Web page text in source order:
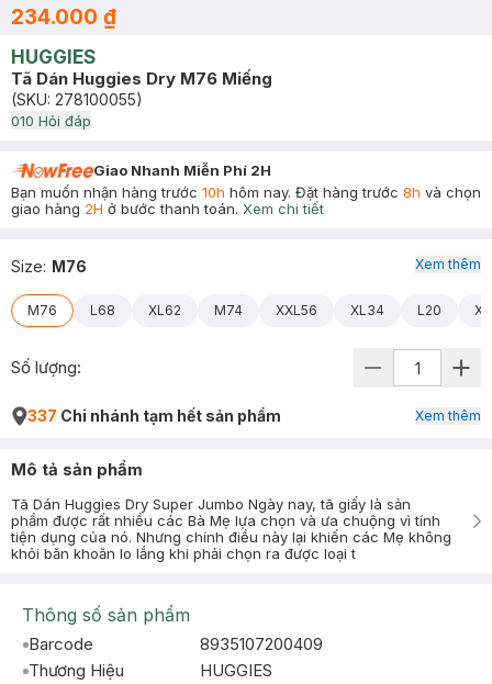
234.000 ₫
HUGGIES
Tã Dán Huggies Dry M76 Miếng
(SKU: 278100055)
010 Hỏi đáp
Giao Nhanh Miễn Phí 2H
Bạn muốn nhận hàng trước 10h hôm nay. Đặt hàng trước 8h và chọn
giao hàng 2H ở bước thanh toán. Xem chi tiết
Size: M76
M76 L68 XL62 M74 XXL56 XL34 L20
Xem thêm
Số lượng:
337 Chi nhánh tạm hết sản phẩm Xem thêm
Mô tả sản phẩm
Tã Dán Huggies Dry Super Jumbo Ngày nay, tã giấy là sản
phẩm được rất nhiều các Bà Mẹ lựa chọn và ưa chuộng vì tính
tiện dụng của nó. Nhưng chính điều này lại khiến các Mẹ không
khỏi băn khoăn lo lắng khi phải chọn ra được loại t
Thông số sản phẩm
Barcode
8935107200409
Thương Hiệu
HUGGIES